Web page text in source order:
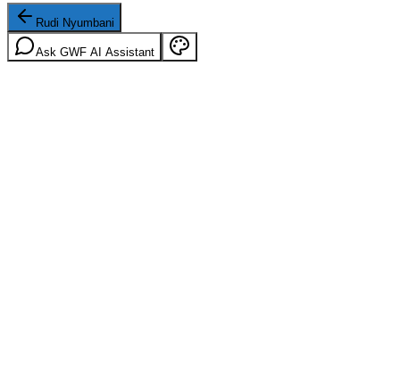
Rudi Nyumbani
Ask GWF AI Assistant